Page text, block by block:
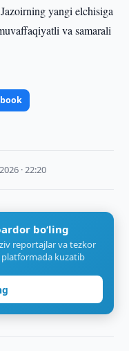
yangi elchisiga
va samarali
· 22:20
bo‘ling
reportajlar va tezkor
platformada kuzatib